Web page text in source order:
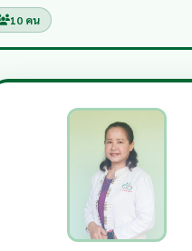
10 คน